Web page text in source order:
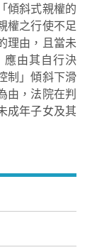
傾斜式親權的
權之行使不足
理由，且當未
應由其自行決
制」傾斜下滑
由，法院在判
成年子女及其